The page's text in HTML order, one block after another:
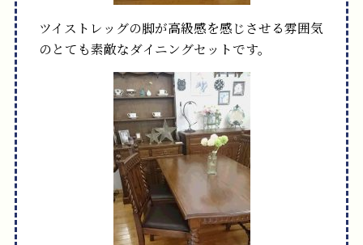
ツイストレッグの脚が高級感を感じさせる雰囲気
のとても素敵なダイニングセットです。